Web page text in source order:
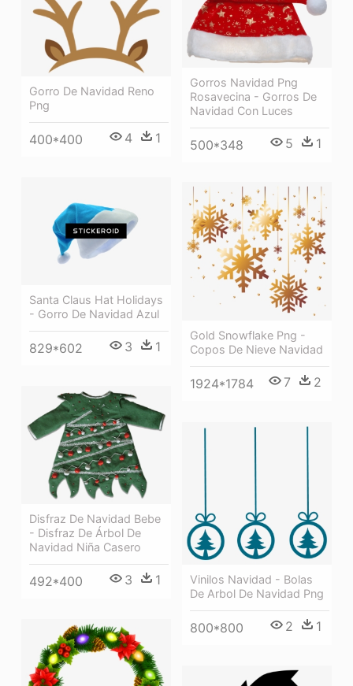
Gorros Navidad Png
Rosavecina - Gorros De
Navidad Con Luces
500*348 5 1
Gorro De Navidad Reno
Png
400*400 4 1
Santa Claus Hat Holidays
- Gorro De Navidad Azul
829*602 3 1
Gold Snowflake Png -
Copos De Nieve Navidad
1924*1784 7 2
Disfraz De Navidad Bebe
- Disfraz De Árbol De
Navidad Niña Casero
492*400 3 1
Vinilos Navidad - Bolas
De Arbol De Navidad Png
800*800 2 1